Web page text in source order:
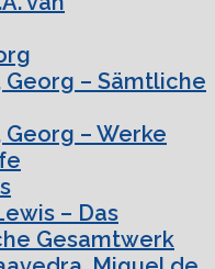
Georg – Sämtliche
Georg – Werke
– Das
Gesamtwerk